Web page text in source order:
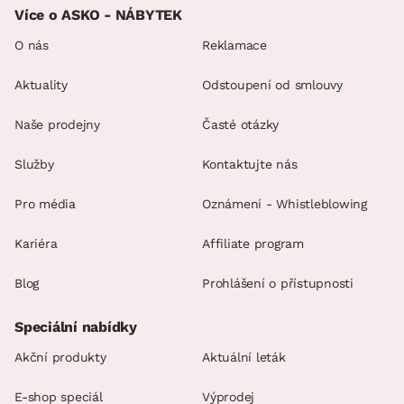
Více o ASKO - NÁBYTEK
O nás
Aktuality
Naše prodejny
Služby
Pro média
Kariéra
Blog
Reklamace
Odstoupení od smlouvy
Časté otázky
Kontaktujte nás
Oznámení - Whistleblowing
Affiliate program
Prohlášení o přístupnosti
Speciální nabídky
Akční produkty Aktuální leták
E-shop speciál Výprodej